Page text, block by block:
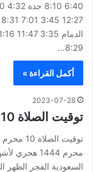
8:29…
أكمل القراءة »
2023-07-28
توقيت الصلاة 10 محرم 1444 هجري
محرم 1444